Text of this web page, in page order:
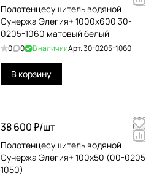
Полотенцесушитель водяной
Сунержа Элегия+ 1000х600 30-
0205-1060 матовый белый
0 0 В наличииАрт.30-0205-1060
В корзину
38 600 ₽/шт
Полотенцесушитель водяной
Сунержа Элегия+ 100x50 (00-0205-
1050)